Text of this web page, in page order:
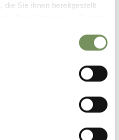
die Sie ihnen bereitgestellt
OpenStreetMapcontributors